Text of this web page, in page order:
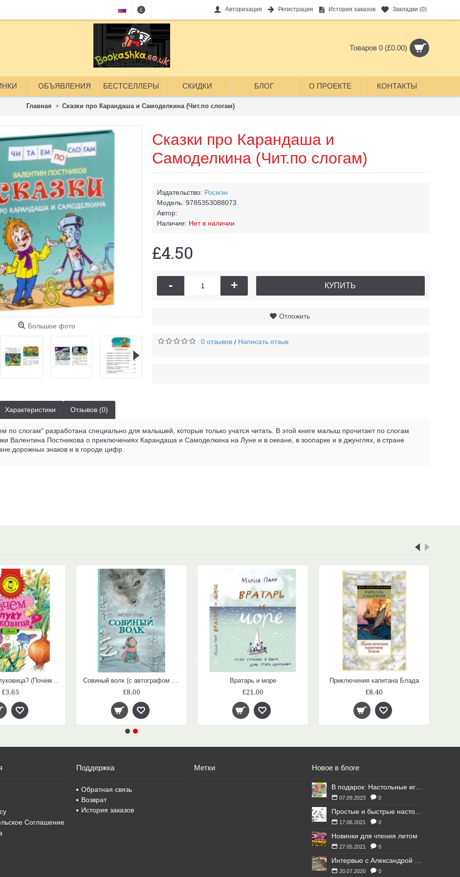
£ Авторизация Регистрация История заказов Закладки (0)
Товаров 0 (£0.00)
ОБЪЯВЛЕНИЯ БЕСТСЕЛЛЕРЫ СКИДКИ БЛОГ О ПРОЕКТЕ КОНТАКТЫ
Главная Сказки про Карандаша и Самоделкина (Чит.по слогам)
Большое фото
Сказки про Карандаша и
Самоделкина (Чит.по слогам)
Издательство: Росмэн
Модель: 9785353088073
Автор:
Наличие: Нет в наличии
£4.50
- + КУПИТЬ
Отложить
0 отзывов / Написать отзыв
Характеристики Отзывов (0)
по слогам" разработана специально для малышей, которые только учатся читать. В этой книге малыш прочитает по слогам
Валентина Постникова о приключениях Карандаша и Самоделкина на Луне и в океане, в зоопарке и в джунглях, в стране
дорожных знаков и в городе цифр.
Зачем луку луковица? (Почемучкины книжки)
£3.65
Совиный волк (с автографом автора)
£8.00
Вратарь и море
£21.00
Приключения капитана Блада
£8.40
Соглашение
Поддержка
Обратная связь
Возврат
История заказов
Метки Новое в блоге
07.09.2023 0
17.06.2021 0
Новинки для чтения летом
27.05.2021 0
20.07.2020 0